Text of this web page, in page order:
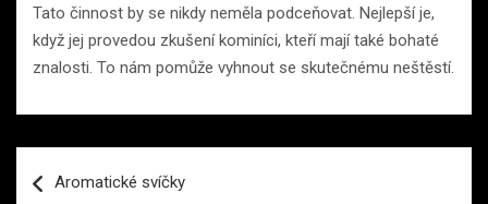
Tato činnost by se nikdy neměla podceňovat. Nejlepší je,
když jej provedou zkušení kominíci, kteří mají také bohaté
znalosti. To nám pomůže vyhnout se skutečnému neštěstí.
proAromatické svíčky